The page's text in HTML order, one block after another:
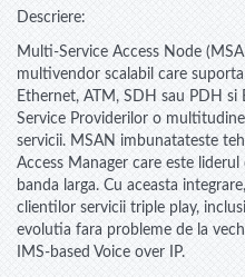
Descriere:
Multi-Service Access Node
multivendor scalabil care
Ethernet, ATM, SDH sau PDH
Service Providerilor o
servicii. MSAN imbunatateste
Access Manager care este
banda larga. Cu aceasta
clientilor servicii triple play,
evolutia fara probleme de la
IMS-based Voice over IP.